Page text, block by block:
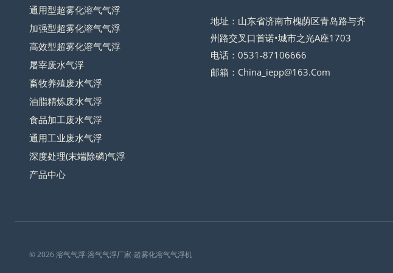
通用型超雾化溶气气浮
加强型超雾化溶气气浮
高效型超雾化溶气气浮
屠宰废水气浮
畜牧养殖废水气浮
油脂精炼废水气浮
食品加工废水气浮
通用工业废水气浮
深度处理(末端除磷)气浮
产品中心
地址：山东省济南市槐荫区青岛路与齐
州路交叉口首诺•城市之光A座1703
电话：0531-87106666
邮箱：China_iepp@163.Com
© 2026 溶气气浮-溶气气浮厂家-超雾化溶气气浮机